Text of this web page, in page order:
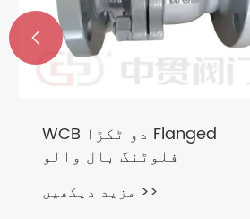
WCB دو ٹکڑا Flanged
فلوٹنگ بال والو
مزید دیکھیں >>
